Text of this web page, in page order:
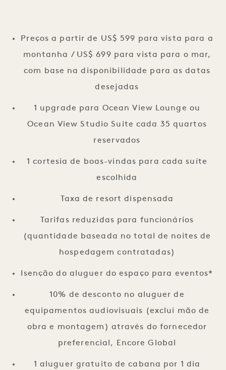
Preços a partir de US$ 599 para vista para a
montanha / US$ 699 para vista para o mar,
com base na disponibilidade para as datas
desejadas
1 upgrade para Ocean View Lounge ou
Ocean View Studio Suite cada 35 quartos
reservados
1 cortesia de boas-vindas para cada suíte
escolhida
Taxa de resort dispensada
Tarifas reduzidas para funcionários
(quantidade baseada no total de noites de
hospedagem contratadas)
Isenção do aluguer do espaço para eventos*
10% de desconto no aluguer de
equipamentos audiovisuais (exclui mão de
obra e montagem) através do fornecedor
preferencial, Encore Global
1 aluguer gratuito de cabana por 1 dia